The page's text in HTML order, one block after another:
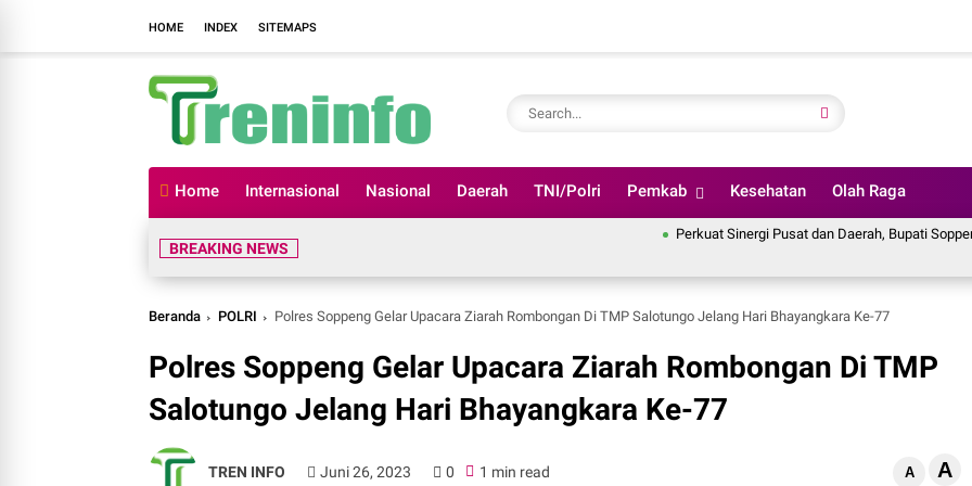
HOME INDEX SITEMAPS
Home Internasional Nasional Daerah TNI/Polri Pemkab Kesehatan Olah Raga
BREAKING NEWS
Perkuat Sinergi Pusat dan Daerah, Bupati Soppeng Ikuti
Beranda POLRI Polres Soppeng Gelar Upacara Ziarah Rombongan Di TMP Salotungo Jelang Hari Bhayangkara Ke-77
Polres Soppeng Gelar Upacara Ziarah Rombongan Di TMP
Salotungo Jelang Hari Bhayangkara Ke-77
TREN INFO Juni 26, 2023 0 1 min read A A